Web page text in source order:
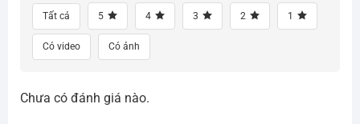
Tất cả 5 4 3 2 1
Có video Có ảnh
Chưa có đánh giá nào.